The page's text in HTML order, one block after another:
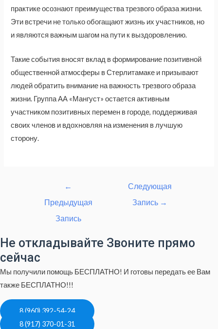
практике осознают преимущества трезвого образа жизни.
Эти встречи не только обогащают жизнь их участников, но
и являются важным шагом на пути к выздоровлению.
Такие события вносят вклад в формирование позитивной
общественной атмосферы в Стерлитамаке и призывают
людей обратить внимание на важность трезвого образа
жизни. Группа АА «Мангуст» остается активным
участником позитивных перемен в городе, поддерживая
своих членов и вдохновляя на изменения в лучшую
сторону.
Навигация
записям
←
Предыдущая
Запись
Следующая
Запись →
Не откладывайте Звоните прямо
сейчас
Мы получили помощь БЕСПЛАТНО! И готовы передать ее Вам
также БЕСПЛАТНО!!!
8 (960) 392-54-24
8 (917) 370-01-31